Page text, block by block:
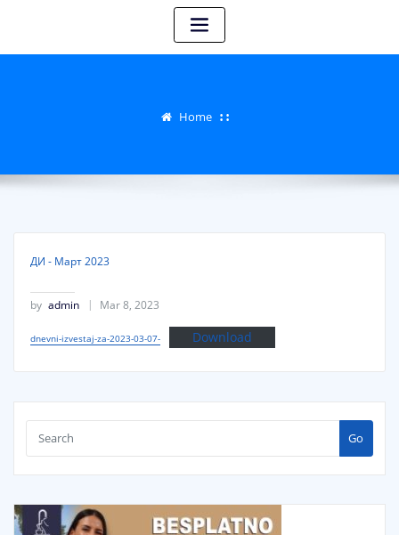
Home
ДИ - Март 2023
by admin Mar 8, 2023
dnevni-izvestaj-za-2023-03-07- Download
Go